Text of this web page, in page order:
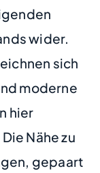
wider.
sich
moderne
hier
Nähe zu
gepaart